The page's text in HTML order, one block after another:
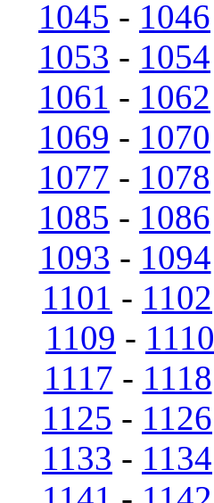
1045 - 1046
1053 - 1054
1061 - 1062
1069 - 1070
1077 - 1078
1085 - 1086
1093 - 1094
1101 - 1102
1109 - 1110
1117 - 1118
1125 - 1126
1133 - 1134